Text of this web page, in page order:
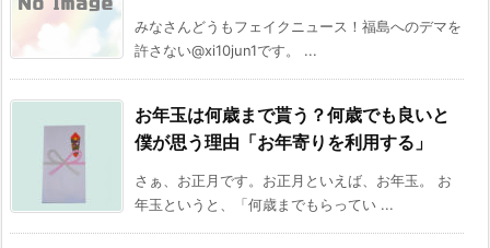
みなさんどうもフェイクニュース！福島へのデマを
許さない@xi10jun1です。 ...
お年玉は何歳まで貰う？何歳でも良いと
僕が思う理由「お年寄りを利用する」
さぁ、お正月です。お正月といえば、お年玉。 お
年玉というと、「何歳までもらってい ...